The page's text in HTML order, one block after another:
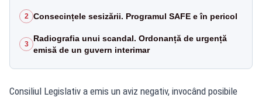
2 Consecințele sesizării. Programul SAFE e în pericol
3
Radiografia unui scandal. Ordonanță de urgență
emisă de un guvern interimar
Consiliul Legislativ a emis un aviz negativ, invocând posibile